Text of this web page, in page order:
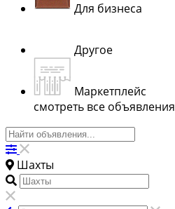
Для бизнеса
Другое
Маркетплейс
смотреть все объявления
Шахты